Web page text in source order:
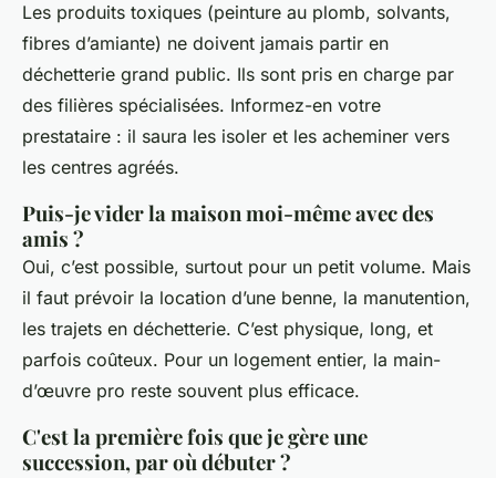
Les produits toxiques (peinture au plomb, solvants,
fibres d’amiante) ne doivent jamais partir en
déchetterie grand public. Ils sont pris en charge par
des filières spécialisées. Informez-en votre
prestataire : il saura les isoler et les acheminer vers
les centres agréés.
Puis-je vider la maison moi-même avec des
amis ?
Oui, c’est possible, surtout pour un petit volume. Mais
il faut prévoir la location d’une benne, la manutention,
les trajets en déchetterie. C’est physique, long, et
parfois coûteux. Pour un logement entier, la main-
d’œuvre pro reste souvent plus efficace.
C'est la première fois que je gère une
succession, par où débuter ?